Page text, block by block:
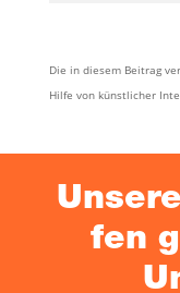
Die in die­sem Bei­trag
Hil­fe von künst­li­cher
fen